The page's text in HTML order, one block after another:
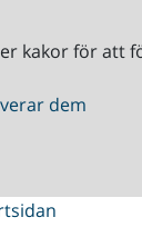
kakor för att
dem